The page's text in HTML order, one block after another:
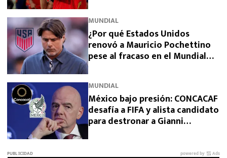
MUNDIAL
¿Por qué Estados Unidos
renovó a Mauricio Pochettino
pese al fracaso en el Mundial
MUNDIAL
México bajo presión: CONCACAF
desafía a FIFA y alista candidato
para destronar a Gianni